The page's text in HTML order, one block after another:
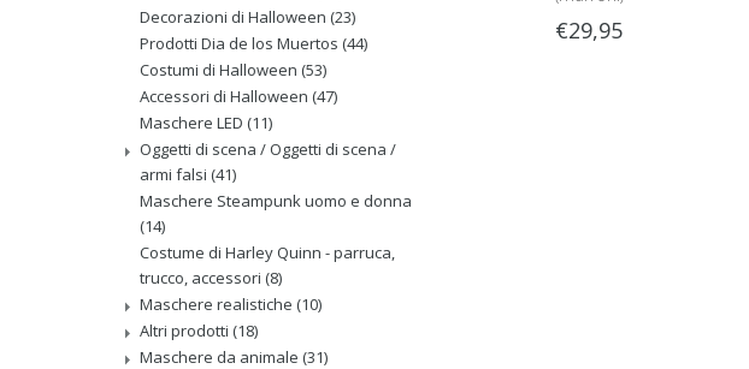
Decorazioni di Halloween (23)
Prodotti Dia de los Muertos (44)
Costumi di Halloween (53)
Accessori di Halloween (47)
Maschere LED (11)
Oggetti di scena / Oggetti di scena /
armi falsi (41)
Maschere Steampunk uomo e donna
(14)
Costume di Harley Quinn - parruca,
trucco, accessori (8)
Maschere realistiche (10)
Altri prodotti (18)
Maschere da animale (31)
€29,95